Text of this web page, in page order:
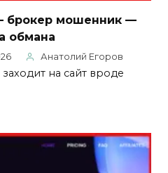
брокер мошенник —
обмана
Анатолий Егоров
на сайт вроде